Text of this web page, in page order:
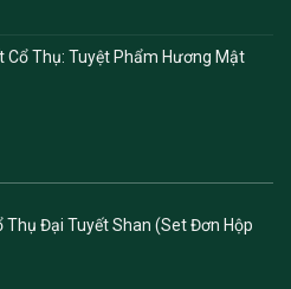
Cổ Thụ: Tuyệt Phẩm Hương Mật
Thụ Đại Tuyết Shan (Set Đơn Hộp